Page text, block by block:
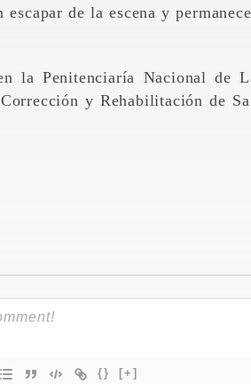
de la escena y
la Penitenciaría Nacional de
y Rehabilitación de
{} [+]